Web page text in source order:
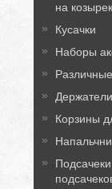
на козырек
Кусачки
Наборы
Корзины